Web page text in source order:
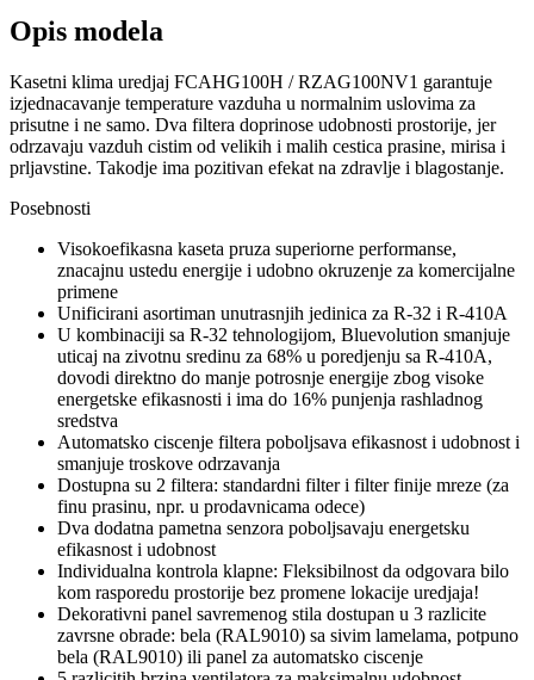
Opis modela
Kasetni klima uredjaj FCAHG100H / RZAG100NV1 garantuje
izjednacavanje temperature vazduha u normalnim uslovima za
prisutne i ne samo. Dva filtera doprinose udobnosti prostorije, jer
odrzavaju vazduh cistim od velikih i malih cestica prasine, mirisa i
prljavstine. Takodje ima pozitivan efekat na zdravlje i blagostanje.
Posebnosti
Visokoefikasna kaseta pruza superiorne performanse,
znacajnu ustedu energije i udobno okruzenje za komercijalne
primene
Unificirani asortiman unutrasnjih jedinica za R-32 i R-410A
U kombinaciji sa R-32 tehnologijom, Bluevolution smanjuje
uticaj na zivotnu sredinu za 68% u poredjenju sa R-410A,
dovodi direktno do manje potrosnje energije zbog visoke
energetske efikasnosti i ima do 16% punjenja rashladnog
sredstva
Automatsko ciscenje filtera poboljsava efikasnost i udobnost i
smanjuje troskove odrzavanja
Dostupna su 2 filtera: standardni filter i filter finije mreze (za
finu prasinu, npr. u prodavnicama odece)
Dva dodatna pametna senzora poboljsavaju energetsku
efikasnost i udobnost
Individualna kontrola klapne: Fleksibilnost da odgovara bilo
kom rasporedu prostorije bez promene lokacije uredjaja!
Dekorativni panel savremenog stila dostupan u 3 razlicite
zavrsne obrade: bela (RAL9010) sa sivim lamelama, potpuno
bela (RAL9010) ili panel za automatsko ciscenje